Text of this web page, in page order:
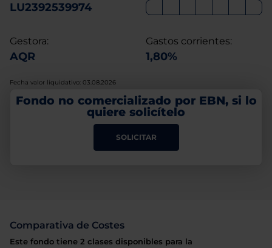
LU2392539974
Gestora:
AQR
Gastos corrientes:
1,80%
Fecha valor liquidativo: 03.08.2026
Fondo no comercializado por EBN, si lo
quiere solicítelo
SOLICITAR
Comparativa de Costes
Este fondo tiene 2 clases disponibles para la